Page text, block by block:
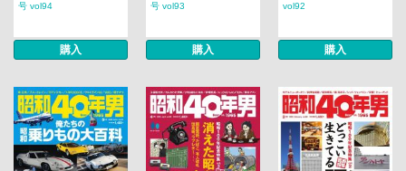
号 vol94
購入
号 vol93
購入
vol92
購入